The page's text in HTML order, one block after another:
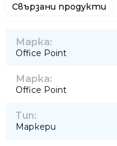
Свързани продукти
Марка:
Office Point
Марка:
Office Point
Тип:
Маркери